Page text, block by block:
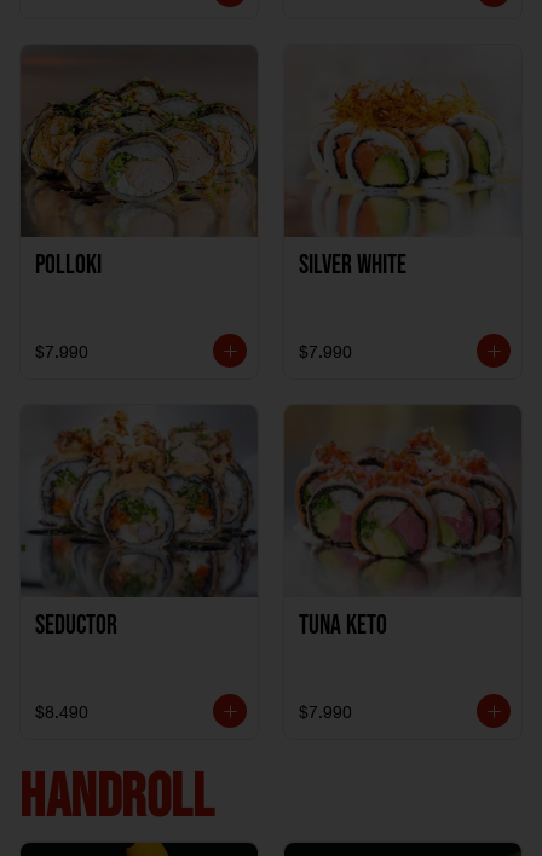
Polloki
$7.990
SILVER WHITE
$7.990
Seductor
$8.490
TUNA KETO
$7.990
HANDROLL